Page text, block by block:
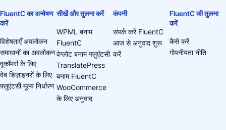
FluentC का अन्वेषण
करें
विशेषताएँ अवलोकन
समाधानों का अवलोकन
वूकॉमर्स के लिए
वेब डिज़ाइनरों के लिए
फ़्लुएंटसी मूल्य निर्धारण
सीखें और तुलना करें
WPML बनाम
FluentC
वेग्लोट बनाम फ्लुएंटसी
TranslatePress
बनाम FluentC
WooCommerce
के लिए अनुवाद
कंपनी
संपर्क करें FluentC
आज से अनुवाद शुरू
करें
FluentC की तुलना
करें
कैसे करें
गोपनीयता नीति